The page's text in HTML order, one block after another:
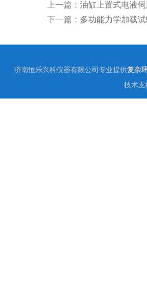
上一篇： 油缸上置式电液
下一篇： 多功能力学加载
济南恒乐兴科仪器有限公司专业提供复杂
技术支